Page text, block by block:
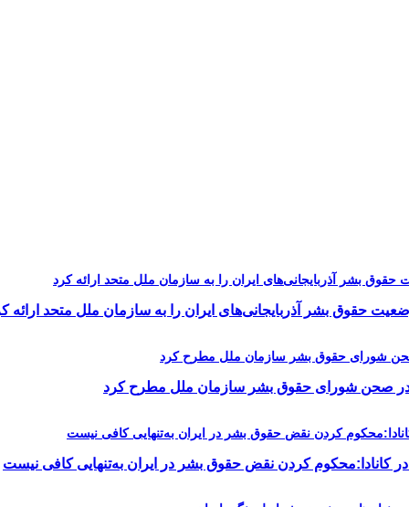
حقوق بشر آذربایجانی‌های ایران را به سازمان ملل متحد ارائه
در صحن شورای حقوق بشر سازمان ملل مطرح کرد
کانادا:محکوم کردن نقض حقوق بشر در ایران به‌تنهایی کافی نیست